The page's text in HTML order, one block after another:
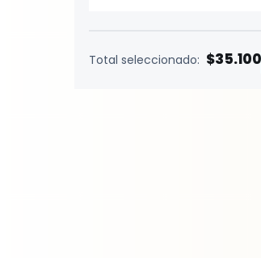
Total seleccionado: $35.100